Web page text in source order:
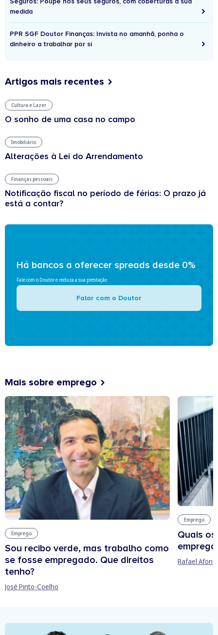
medida
PPR SGF Doutor Finanças: Invista no amanhã, ponha o
dinheiro a trabalhar por si
Artigos mais recentes
Cultura e Lazer
O sonho de uma casa no campo
Imobiliário
Alterações à Lei do Arrendamento
Finanças pessoais
Notificação fiscal no período de férias: O prazo já
está a contar?
Há bancos a oferecer spreads desde 0%
Fale com o Doutor e reduza a sua prestação
Falar com o Doutor
Mais sobre emprego
Emprego
Sou recibo verde, mas trabalho como
se fosse empregado. Que direitos
tenho?
José Pinto-Coelho
Emprego
Quais
Rafael